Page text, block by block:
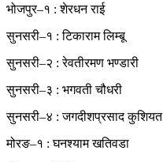
भोजपुर–१ : शेरधन राई
सुनसरी–१ : टिकाराम लिम्बू
सुनसरी–२ : रेवतीरमण भण्डारी
सुनसरी–३ : भगवती चौधरी
सुनसरी–४ : जगदीशप्रसाद कुशियत
मोरङ–१ : घनश्याम खतिवडा